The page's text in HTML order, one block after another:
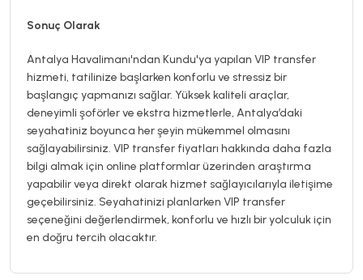
Sonuç Olarak
Antalya Havalimanı'ndan Kundu'ya yapılan VIP transfer
hizmeti, tatilinize başlarken konforlu ve stressiz bir
başlangıç yapmanızı sağlar. Yüksek kaliteli araçlar,
deneyimli şoförler ve ekstra hizmetlerle, Antalya’daki
seyahatiniz boyunca her şeyin mükemmel olmasını
sağlayabilirsiniz. VIP transfer fiyatları hakkında daha fazla
bilgi almak için online platformlar üzerinden araştırma
yapabilir veya direkt olarak hizmet sağlayıcılarıyla iletişime
geçebilirsiniz. Seyahatinizi planlarken VIP transfer
seçeneğini değerlendirmek, konforlu ve hızlı bir yolculuk için
en doğru tercih olacaktır.